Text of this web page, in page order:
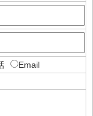
Email